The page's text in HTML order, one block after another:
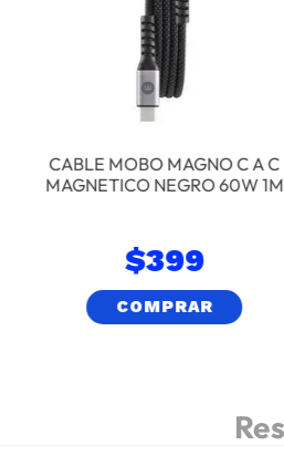
CABLE MOBO MAGNO C A C
MAGNETICO NEGRO 60W 1M
$399
COMPRAR